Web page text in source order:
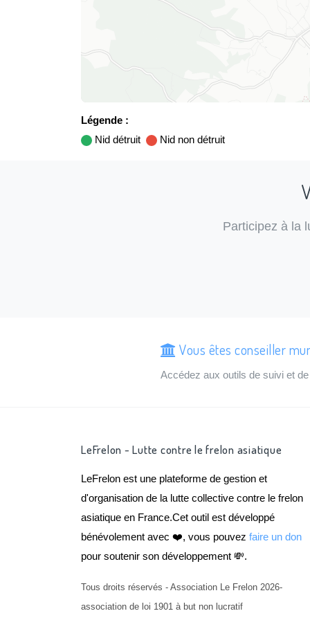
Légende :
Nid détruit
Nid non détruit
Participez à la
Vous êtes conseiller
Accédez aux outils de suivi et
LeFrelon - Lutte contre le frelon asiatique
LeFrelon est une plateforme de gestion et
d'organisation de la lutte collective contre le frelon
asiatique en France.Cet outil est développé
bénévolement avec ❤️, vous pouvez faire un don
pour soutenir son développement 💸.
Tous droits réservés - Association Le Frelon 2026-
association de loi 1901 à but non lucratif